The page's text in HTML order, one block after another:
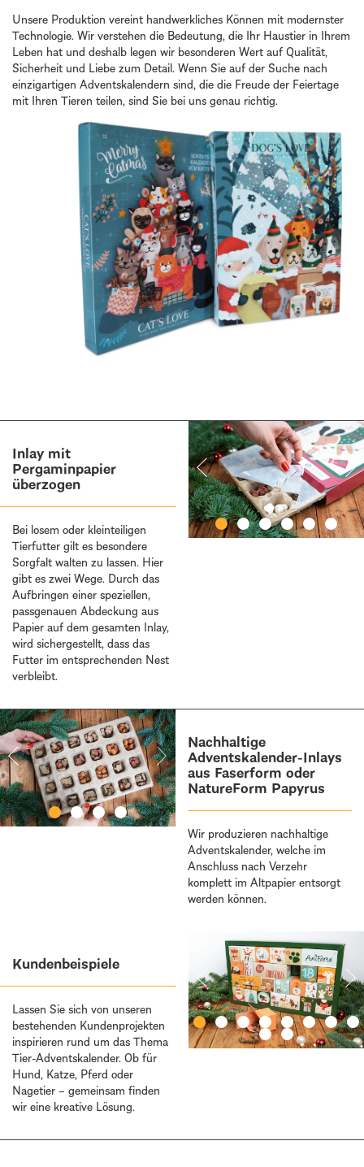
Unsere Produktion vereint handwerkliches Können mit modernster
Technologie. Wir verstehen die Bedeutung, die Ihr Haustier in Ihrem
Leben hat und deshalb legen wir besonderen Wert auf Qualität,
Sicherheit und Liebe zum Detail. Wenn Sie auf der Suche nach
einzigartigen Adventskalendern sind, die die Freude der Feiertage
mit Ihren Tieren teilen, sind Sie bei uns genau richtig.
Inlay mit
Pergaminpapier
überzogen
Bei losem oder kleinteiligen
Tierfutter gilt es besondere
Sorgfalt walten zu lassen. Hier
gibt es zwei Wege. Durch das
Aufbringen einer speziellen,
passgenauen Abdeckung aus
Papier auf dem gesamten Inlay,
wird sichergestellt, dass das
Futter im entsprechenden Nest
verbleibt.
Nachhaltige
Adventskalender-Inlays
aus Faserform oder
NatureForm Papyrus
Wir produzieren nachhaltige
Adventskalender, welche im
Anschluss nach Verzehr
komplett im Altpapier entsorgt
werden können.
Kundenbeispiele
Lassen Sie sich von unseren
bestehenden Kundenprojekten
inspirieren rund um das Thema
Tier-Adventskalender. Ob für
Hund, Katze, Pferd oder
Nagetier – gemeinsam finden
wir eine kreative Lösung.